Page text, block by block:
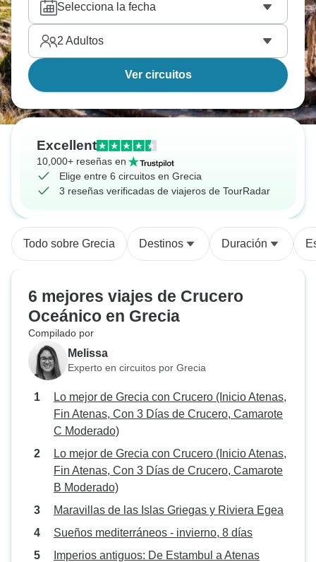
Selecciona la fecha
2 Adultos
Ver circuitos
Excellent
10,000+ reseñas en
Elige entre 6 circuitos en Grecia
3 reseñas verificadas de viajeros de TourRadar
Todo sobre Grecia Destinos Duración
6 mejores viajes de Crucero
Oceánico en Grecia
Compilado por
Melissa
Experto en circuitos por Grecia
Lo mejor de Grecia con Crucero (Inicio Atenas,
Fin Atenas, Con 3 Días de Crucero, Camarote
C Moderado)
Lo mejor de Grecia con Crucero (Inicio Atenas,
Fin Atenas, Con 3 Días de Crucero, Camarote
B Moderado)
Maravillas de las Islas Griegas y Riviera Egea
Sueños mediterráneos - invierno, 8 días
Imperios antiguos: De Estambul a Atenas